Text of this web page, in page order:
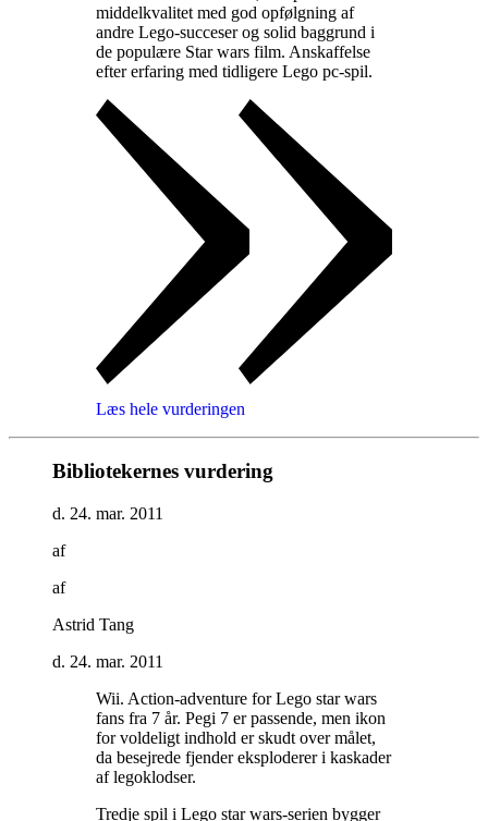
middelkvalitet med god opfølgning af
andre Lego-succeser og solid baggrund i
de populære Star wars film. Anskaffelse
efter erfaring med tidligere Lego pc-spil.
Læs hele vurderingen
Bibliotekernes vurdering
d. 24. mar. 2011
af
af
Astrid Tang
d. 24. mar. 2011
Wii. Action-adventure for Lego star wars
fans fra 7 år. Pegi 7 er passende, men ikon
for voldeligt indhold er skudt over målet,
da besejrede fjender eksploderer i kaskader
af legoklodser.
Tredje spil i Lego star wars-serien bygger